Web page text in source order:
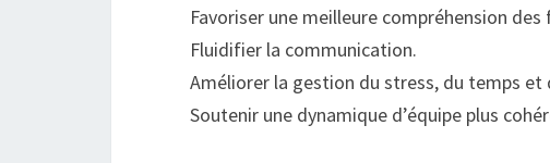
Favoriser une meilleure compréhension
Fluidifier la communication.
Améliorer la gestion du stress, du temps et
Soutenir une dynamique d’équipe plus